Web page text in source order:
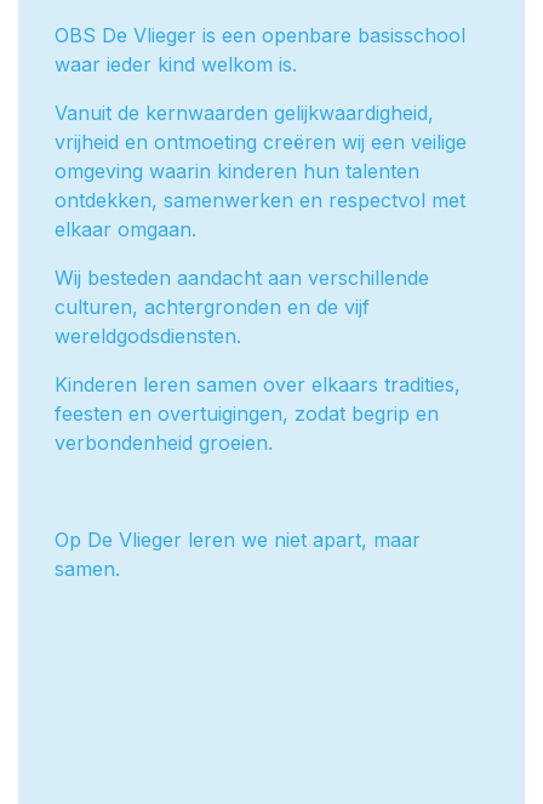
OBS De Vlieger is een openbare basisschool
waar ieder kind welkom is.
Vanuit de kernwaarden gelijkwaardigheid,
vrijheid en ontmoeting creëren wij een veilige
omgeving waarin kinderen hun talenten
ontdekken, samenwerken en respectvol met
elkaar omgaan.
Wij besteden aandacht aan verschillende
culturen, achtergronden en de vijf
wereldgodsdiensten.
Kinderen leren samen over elkaars tradities,
feesten en overtuigingen, zodat begrip en
verbondenheid groeien.
Op De Vlieger leren we niet apart, maar
samen.